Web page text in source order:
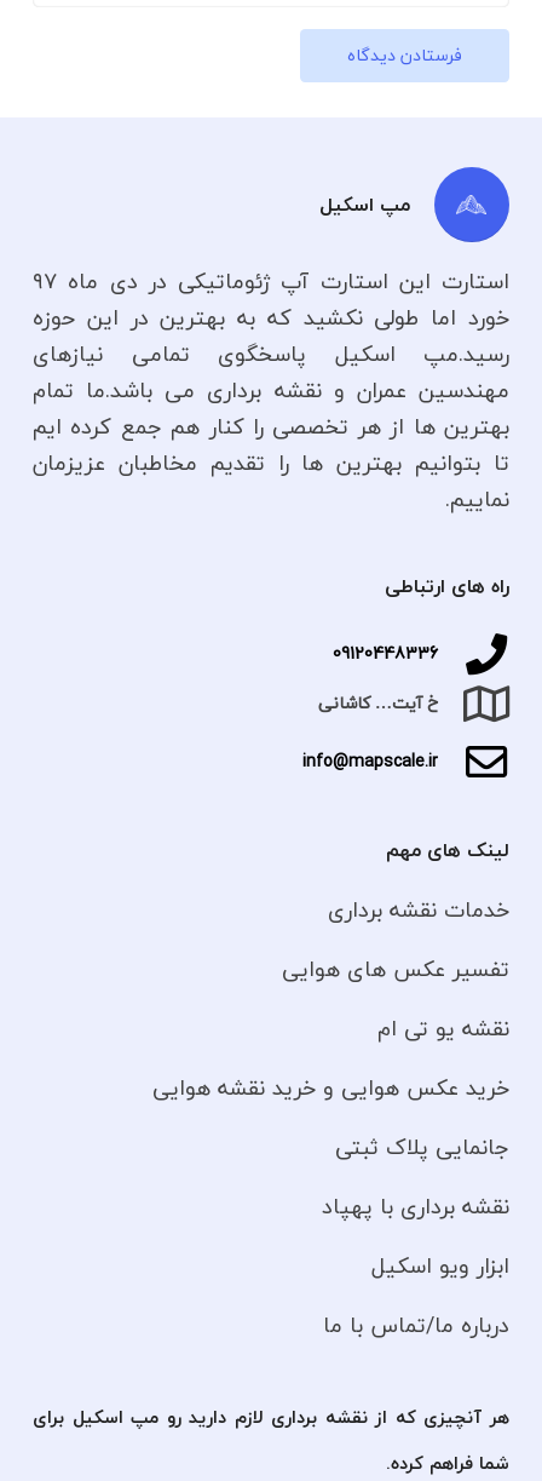
فرستادن دیدگاه
مپ اسکیل
استارت این استارت آپ ژئوماتیکی در دی ماه ۹۷
خورد اما طولی نکشید که به بهترین در این حوزه
رسید.مپ اسکیل پاسخگوی تمامی نیازهای
مهندسین عمران و نقشه برداری می باشد.ما تمام
بهترین ها از هر تخصصی را کنار هم جمع کرده ایم
تا بتوانیم بهترین ها را تقدیم مخاطبان عزیزمان
نماییم.
راه های ارتباطی
09120448336
خ آیت… کاشانی
info@mapscale.ir
لینک های مهم
خدمات نقشه برداری
تفسیر عکس های هوایی
نقشه یو تی ام
خرید عکس هوایی و خرید نقشه هوایی
جانمایی پلاک ثبتی
نقشه برداری با پهپاد
ابزار ویو اسکیل
درباره ما/تماس با ما
هر آنچیزی که از نقشه برداری لازم دارید رو مپ اسکیل برای
شما فراهم کرده.